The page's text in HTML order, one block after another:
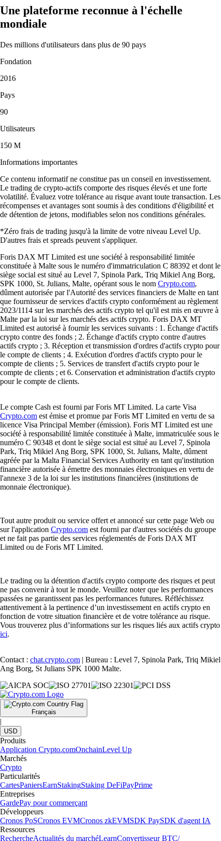
Une plateforme reconnue à l'échelle
mondiale
Des millions d'utilisateurs dans plus de 90 pays
Fondation
2016
Pays
90
Utilisateurs
150 M
Informations importantes
Ce contenu informatif ne constitue pas un conseil en investissement.
Le trading de crypto-actifs comporte des risques élevés et une forte
volatilité. Évaluez votre tolérance au risque avant toute transaction. Les
récompenses et avantages sont soumis à des conditions d'éligibilité et
de détention de jetons, modifiables selon nos conditions générales.
*Zéro frais de trading jusqu'à la limite de votre niveau Level Up.
D'autres frais et spreads peuvent s'appliquer.
Foris DAX MT Limited est une société à responsabilité limitée
constituée à Malte sous le numéro d'immatriculation C 88392 et dont le
siège social est situé au Level 7, Spinola Park, Triq Mikiel Ang Borg,
SPK 1000, St. Julians, Malte, opérant sous le nom Crypto.com,
dûment autorisée par l'Autorité des services financiers de Malte en tant
que fournisseur de services d'actifs crypto conformément au règlement
2023/1114 sur les marchés des actifs crypto tel qu'il est mis en œuvre à
Malte par la loi sur les marchés des actifs crypto. Foris DAX MT
Limited est autorisé à fournir les services suivants : 1. Échange d'actifs
crypto contre des fonds ; 2. Échange d'actifs crypto contre d'autres
actifs crypto ; 3. Réception et transmission d'ordres d'actifs crypto pour
le compte de clients ; 4. Exécution d'ordres d'actifs crypto pour le
compte de clients ; 5. Services de transfert d'actifs crypto pour le
compte de clients ; et 6. Conservation et administration d'actifs crypto
pour le compte de clients.
Le compte Cash est fourni par Foris MT Limited. La carte Visa
Crypto.com est émise et promue par Foris MT Limited en vertu de sa
licence Visa Principal Member (émission). Foris MT Limited est une
société à responsabilité limitée constituée à Malte, immatriculée sous le
numéro C 90348 et dont le siège social est situé au Level 7, Spinola
Park, Triq Mikiel Ang Borg, SPK 1000, St. Julians, Malte, dûment
agréée par la Malta Financial Services Authority en tant qu'institution
financière autorisée à émettre des monnaies électroniques en vertu de
l'annexe 3 de la loi sur les institutions financières (institutions de
monnaie électronique).
Tout autre produit ou service offert et annoncé sur cette page Web ou
sur l'application Crypto.com est fourni par d'autres sociétés du groupe
et ne fait pas partie des services réglementés de Foris DAX MT
Limited ou de Foris MT Limited.
Le trading ou la détention d'actifs crypto comporte des risques et peut
ne pas convenir à tout le monde. Veuillez noter que les performances
passées ne garantissent pas les performances futures. Réfléchissez
attentivement à la pertinence d’un investissement en actifs crypto en
fonction de votre situation financière et de votre tolérance au risque.
Vous trouverez plus d’informations sur les risques liés aux actifs crypto
ici.
Contact : chat.crypto.com | Bureau : Level 7, Spinola Park, Triq Mikiel
Ang Borg, St Julians SPK 1000 Malte.
Français
|
USD
Produits
Application Crypto.comOnchainLevel Up
Marchés
Crypto
Particularités
CartesPaniersEarnStakingStaking DeFiPayPrime
Entreprises
GardePay pour commerçant
Développeurs
Cronos PoSCronos EVMCronos zkEVMSDK PaySDK d'agent IA
Ressources
RechercheActualités du marchéLearnConvertisseur BTC/